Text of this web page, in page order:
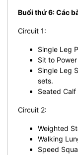
Buổi thứ 6: Các
Circuit 1:
Single Leg
Sit to
Single Leg
sets.
Seated
Circuit 2:
Weighted
Walking
Speed